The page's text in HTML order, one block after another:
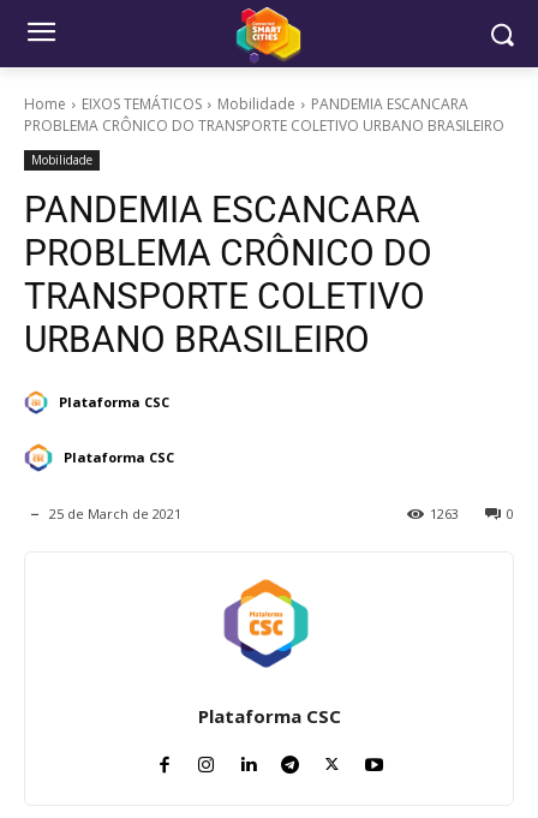
Home EIXOS TEMÁTICOS Mobilidade
PANDEMIA ESCANCARA
PROBLEMA CRÔNICO DO TRANSPORTE COLETIVO URBANO BRASILEIRO
Mobilidade
PANDEMIA ESCANCARA
PROBLEMA CRÔNICO DO
TRANSPORTE COLETIVO
URBANO BRASILEIRO
Plataforma CSC
Plataforma CSC
25 de March de 2021 0
1263
Plataforma CSC